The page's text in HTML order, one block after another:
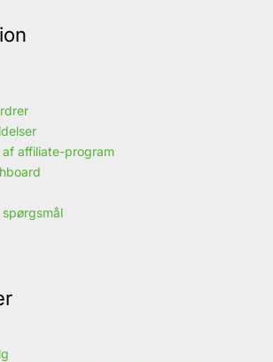
af affiliate-program